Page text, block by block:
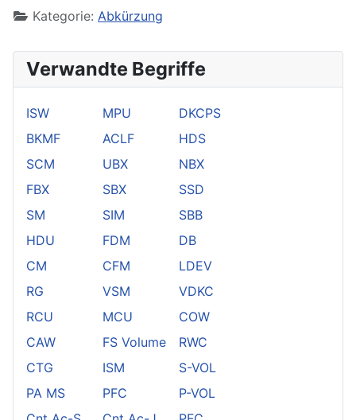
Kategorie: Abkürzung
Verwandte Begriffe
ISW MPU
DKCPS
BKMF
ACLF
HDS
SCM
UBX
NBX
FBX
SBX
SSD
SM
SIM
SBB
HDU
FDM
DB
CM
CFM
LDEV
RG
VSM
VDKC
RCU
MCU
COW
CAW
FS Volume
RWC
CTG
ISM
S-VOL
PA MS
PFC
P-VOL